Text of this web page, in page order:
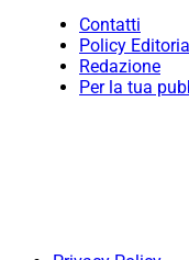
Contatti
Policy
Redazione
Per la tua